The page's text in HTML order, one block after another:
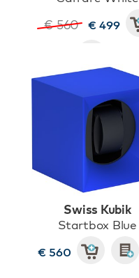
€ 560 € 499
Swiss Kubik
Startbox Blue
€ 560